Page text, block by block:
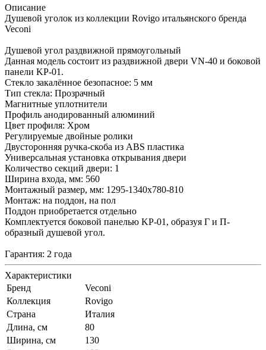
Описание
Душевой уголок из коллекции Rovigo итальянского бренда
Veconi
Душевой угол раздвижной прямоугольный
Данная модель состоит из раздвижной двери VN-40 и боковой
панели KP-01.
Стекло закалённое безопасное: 5 мм
Тип стекла: Прозрачный
Магнитные уплотнители
Профиль анодированный алюминий
Цвет профиля: Хром
Регулируемые двойные ролики
Двусторонняя ручка-скоба из ABS пластика
Универсальная установка открывания двери
Количество секций двери: 1
Ширина входа, мм: 560
Монтажный размер, мм: 1295-1340х780-810
Монтаж: на поддон, на пол
Поддон приобретается отдельно
Комплектуется боковой панелью KP-01, образуя Г и П-
образный душевой угол.
Гарантия: 2 года
Характеристики
Бренд
Veconi
Коллекция
Rovigo
Страна
Италия
Длина, см
80
Ширина, см
130